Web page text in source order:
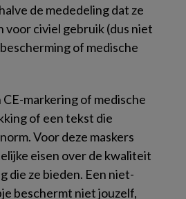
de mededeling dat ze
voor civiel gebruik (dus niet
of medische
markering of medische
of een tekst die
Voor deze maskers
eisen over de kwaliteit
die ze bieden. Een niet-
beschermt niet jouzelf,